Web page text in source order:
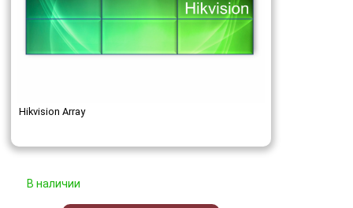
Hikvision Array
В наличии